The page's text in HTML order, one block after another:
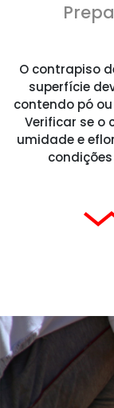
O contrapiso
superfície
contendo pó
Verificar se o
umidade e